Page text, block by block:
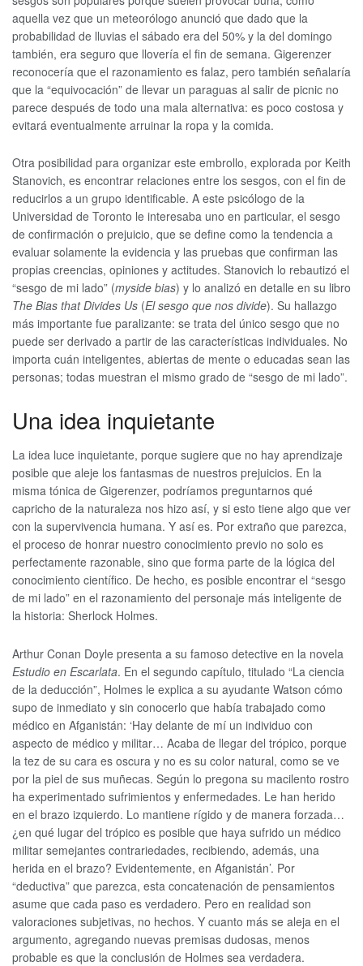
aquella vez que un meteorólogo anunció que dado que la
probabilidad de lluvias el sábado era del 50% y la del domingo
también, era seguro que llovería el fin de semana. Gigerenzer
reconocería que el razonamiento es falaz, pero también señalaría
que la “equivocación” de llevar un paraguas al salir de picnic no
parece después de todo una mala alternativa: es poco costosa y
evitará eventualmente arruinar la ropa y la comida.
Otra posibilidad para organizar este embrollo, explorada por Keith
Stanovich, es encontrar relaciones entre los sesgos, con el fin de
reducirlos a un grupo identificable. A este psicólogo de la
Universidad de Toronto le interesaba uno en particular, el sesgo
de confirmación o prejuicio, que se define como la tendencia a
evaluar solamente la evidencia y las pruebas que confirman las
propias creencias, opiniones y actitudes. Stanovich lo rebautizó el
“sesgo de mi lado” (myside bias) y lo analizó en detalle en su libro
The Bias that Divides Us (El sesgo que nos divide). Su hallazgo
más importante fue paralizante: se trata del único sesgo que no
puede ser derivado a partir de las características individuales. No
importa cuán inteligentes, abiertas de mente o educadas sean las
personas; todas muestran el mismo grado de “sesgo de mi lado”.
Una idea inquietante
La idea luce inquietante, porque sugiere que no hay aprendizaje
posible que aleje los fantasmas de nuestros prejuicios. En la
misma tónica de Gigerenzer, podríamos preguntarnos qué
capricho de la naturaleza nos hizo así, y si esto tiene algo que ver
con la supervivencia humana. Y así es. Por extraño que parezca,
el proceso de honrar nuestro conocimiento previo no solo es
perfectamente razonable, sino que forma parte de la lógica del
conocimiento científico. De hecho, es posible encontrar el “sesgo
de mi lado” en el razonamiento del personaje más inteligente de
la historia: Sherlock Holmes.
Arthur Conan Doyle presenta a su famoso detective en la novela
Estudio en Escarlata. En el segundo capítulo, titulado “La ciencia
de la deducción”, Holmes le explica a su ayudante Watson cómo
supo de inmediato y sin conocerlo que había trabajado como
médico en Afganistán: ‘Hay delante de mí un individuo con
aspecto de médico y militar… Acaba de llegar del trópico, porque
la tez de su cara es oscura y no es su color natural, como se ve
por la piel de sus muñecas. Según lo pregona su macilento rostro
ha experimentado sufrimientos y enfermedades. Le han herido
en el brazo izquierdo. Lo mantiene rígido y de manera forzada…
¿en qué lugar del trópico es posible que haya sufrido un médico
militar semejantes contrariedades, recibiendo, además, una
herida en el brazo? Evidentemente, en Afganistán’. Por
“deductiva” que parezca, esta concatenación de pensamientos
asume que cada paso es verdadero. Pero en realidad son
valoraciones subjetivas, no hechos. Y cuanto más se aleja en el
argumento, agregando nuevas premisas dudosas, menos
probable es que la conclusión de Holmes sea verdadera.